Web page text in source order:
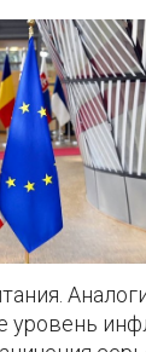
уровень